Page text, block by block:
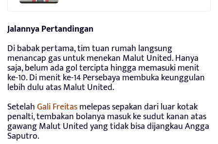
Jalannya Pertandingan
Di babak pertama, tim tuan rumah langsung
menancap gas untuk menekan Malut United. Hanya
saja, belum ada gol tercipta hingga memasuki menit
ke-10. Di menit ke-14 Persebaya membuka keunggulan
lebih dulu atas Malut United.
SetelahGali Freitasmelepas sepakan dari luar kotak
penalti, tembakan bolanya masuk ke sudut kanan atas
gawang Malut United yang tidak bisa dijangkau Angga
Saputro.